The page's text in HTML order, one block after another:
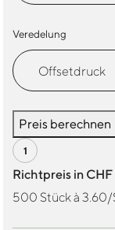
Veredelung
Preis berechnen
Richtpreis in
500 Stück à 3.60/